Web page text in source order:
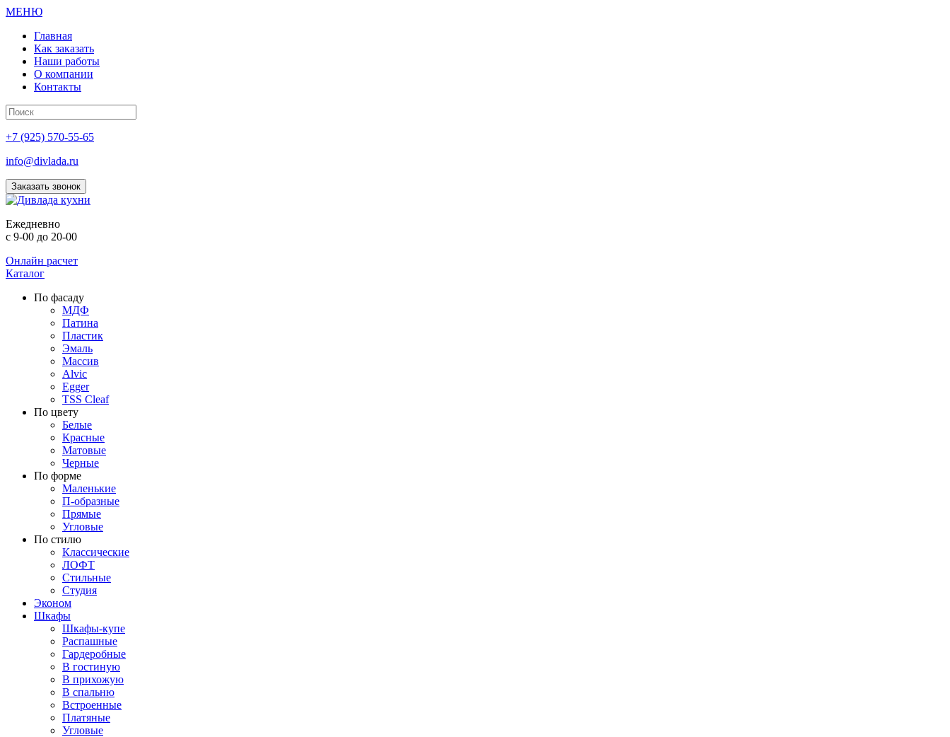
МЕНЮ
Главная
Как заказать
Наши работы
О компании
Контакты
+7 (925) 570-55-65
info@divlada.ru
Заказать звонок
Ежедневно
с 9-00 до 20-00
Онлайн расчет
Каталог
По фасаду
МДФ
Патина
Пластик
Эмаль
Массив
Alvic
Egger
TSS Cleaf
По цвету
Белые
Красные
Матовые
Черные
По форме
Маленькие
П-образные
Прямые
Угловые
По стилю
Классические
ЛОФТ
Стильные
Студия
Эконом
Шкафы
Шкафы-купе
Распашные
Гардеробные
В гостиную
В прихожую
В спальню
Встроенные
Платяные
Угловые